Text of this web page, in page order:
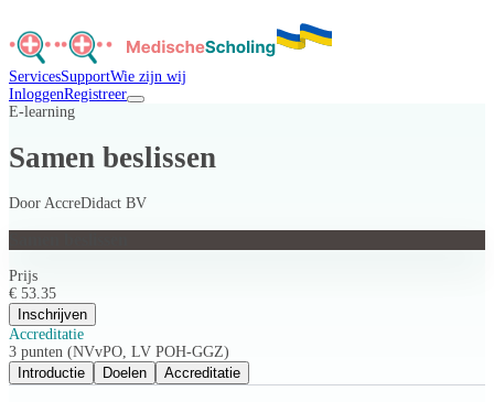
ServicesSupportWie zijn wij
InloggenRegistreer
E-learning
Samen beslissen
Door AccreDidact BV
Prijs
€ 53.35
Inschrijven
Accreditatie
3 punten (NVvPO, LV POH-GGZ)
Introductie
Doelen Accreditatie